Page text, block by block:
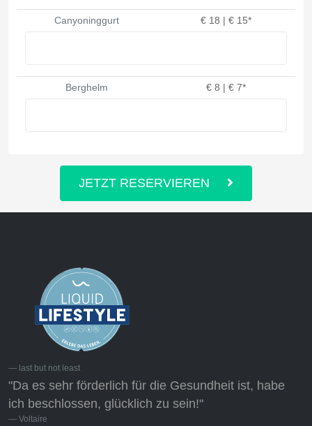
Canyoninggurt € 18 | € 15*
Berghelm € 8 | € 7*
JETZT RESERVIEREN
last but not least
"Da es sehr förderlich für die Gesundheit ist, habe
ich beschlossen, glücklich zu sein!"
Voltaire